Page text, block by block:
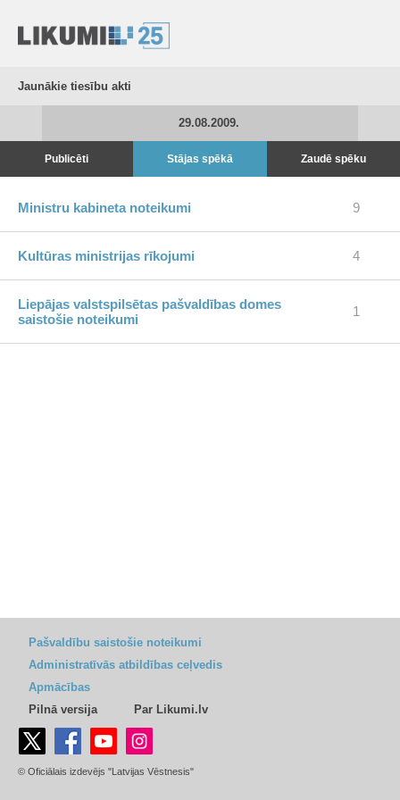
Jaunākie tiesību akti
29.08.2009.
Publicēti Stājas spēkā Zaudē spēku
Ministru kabineta noteikumi 9
Kultūras ministrijas rīkojumi 4
Liepājas valstspilsētas pašvaldības domes
saistošie noteikumi
1
Pašvaldību saistošie noteikumi
Administratīvās atbildības ceļvedis
Apmācības
Pilnā versija
Par Likumi.lv
© Oficiālais izdevējs "Latvijas Vēstnesis"